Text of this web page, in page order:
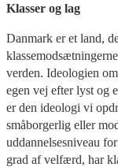
Klasser og lag
Danmark er et land,
verden. Ideologien
egen vej efter lyst og
er den ideologi vi
småborgerlig eller
uddannelsesniveau
grad af velfærd, har